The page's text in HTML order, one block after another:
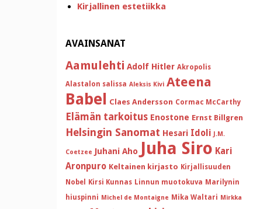
Kirjallinen estetiikka
AVAINSANAT
Aamulehti Adolf Hitler Akropolis
Alastalon salissa Aleksis Kivi Ateena
Babel Claes Andersson Cormac McCarthy
Elämän tarkoitus Enostone Ernst Billgren
Helsingin Sanomat Hesari Idoli J.M.
Coetzee Juhani Aho Juha Siro Kari
Aronpuro Keltainen kirjasto Kirjallisuuden
Nobel
Kirsi Kunnas Linnun muotokuva Marilynin
hiuspinni Michel de Montaigne Mika Waltari Mirkka